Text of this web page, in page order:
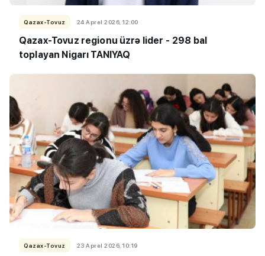
Qazax-Tovuz 24 Aprel 2026, 12:00
Qazax-Tovuz regionu üzrə lider - 298 bal
toplayan Nigarı TANIYAQ
Qazax-Tovuz 23 Aprel 2026, 10:19